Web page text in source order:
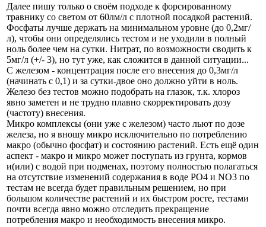
Далее пишу только о своём подходе к форсированному
травнику со светом от 60лм/л с плотной посадкой растений.
Фосфаты лучше держать на минимальном уровне (до 0,2мг/
л), чтобы они определялись тестом и не уходили в полный
ноль более чем на сутки. Нитрат, по возможности сводить к
5мг/л (+/- 3), но тут уже, как сложится в данной ситуации...
С железом - концентрация после его внесения до 0,3мг/л
(начинать с 0,1) и за сутки-двое оно должно уйти в ноль.
Железо без тестов можно подобрать на глазок, т.к. хлороз
явно заметен и не трудно плавно скорректировать дозу
(частоту) внесения.
Микро комплексы (они уже с железом) часто льют по дозе
железа, но я вношу микро исключительно по потреблению
макро (обычно фосфат) и состоянию растений. Есть ещё один
аспект - макро и микро может поступать из грунта, кормов
и(или) с водой при подменах, поэтому полностью полагаться
на отсутствие изменений содержания в воде PO4 и NO3 по
тестам не всегда будет правильным решением, но при
большом количестве растений и их быстром росте, тестами
почти всегда явно можно отследить прекращение
потребления макро и необходимость внесения микро.